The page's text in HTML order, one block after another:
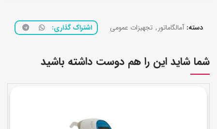
دسته:آمالگاماتور, تجهیزات عمومی اشتراک گذاری
شما شاید این را هم دوست داشته باشید